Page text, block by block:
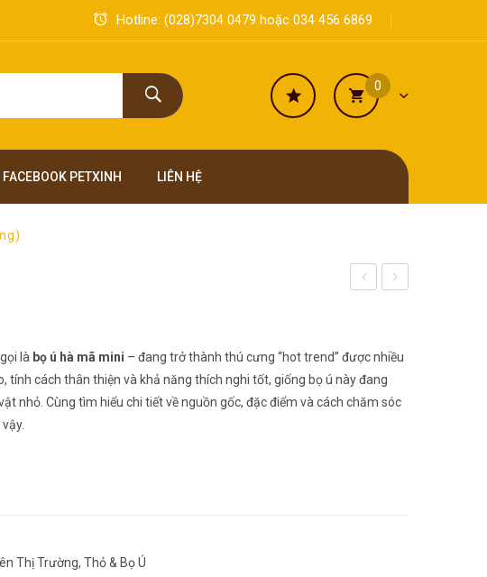
Hotline: (028)7304 0479 hoặc 034 456 6869
0
FACEBOOK PETXINH LIÊN HỆ
Nhật
Bản
2
001
là bọ ú hà mã mini – đang trở thành thú cưng “hot trend” được nhiều
tính cách thân thiện và khả năng thích nghi tốt, giống bọ ú này đang
nhỏ. Cùng tìm hiểu chi tiết về nguồn gốc, đặc điểm và cách chăm sóc
Thị Trường, Thỏ & Bọ Ú